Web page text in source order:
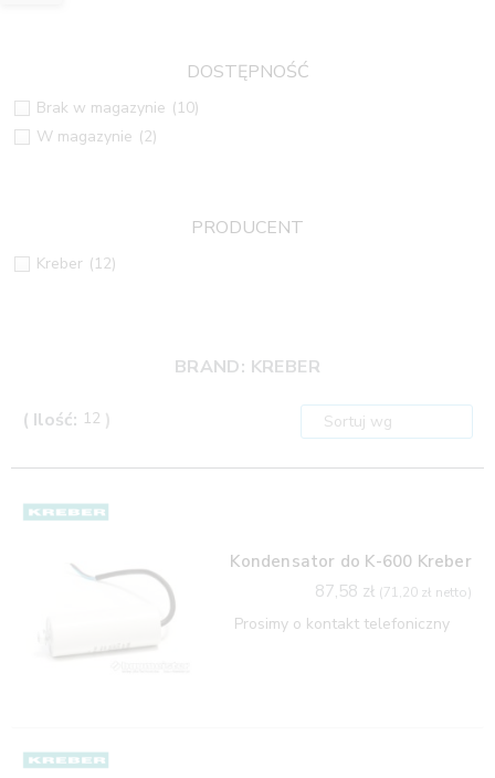
DOSTĘPNOŚĆ
Brak w magazynie (10)
W magazynie (2)
PRODUCENT
Kreber (12)
BRAND: KREBER
( Ilość: 12 )
Kondensator do K-600 Kreber
87,58 zł (71,20 zł netto)
Prosimy o kontakt telefoniczny